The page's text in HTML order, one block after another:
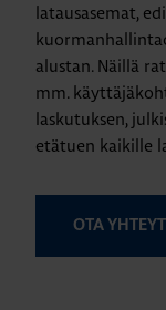
latausasemat,
alustan. Näillä
mm.
laskutuksen,
etätuen kaikille
OTA